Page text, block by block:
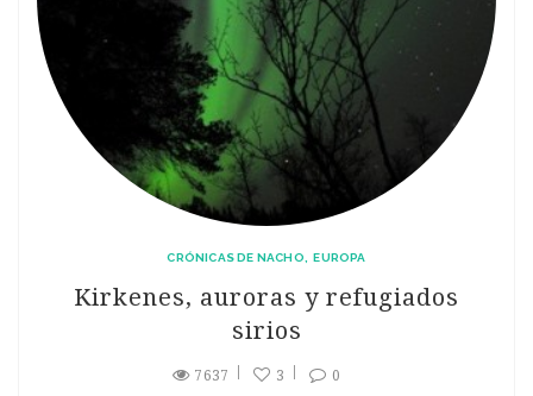
CRÓNICAS DE NACHO EUROPA
Kirkenes, auroras y refugiados
sirios
7637 3 0